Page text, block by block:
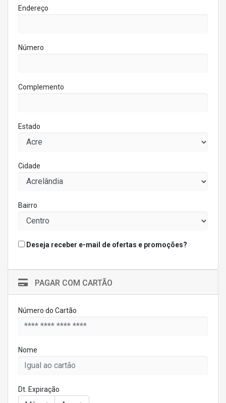
Endereço
Número
Complemento
Estado
Cidade
Bairro
Deseja receber e-mail de ofertas e promoções?
PAGAR COM CARTÃO
Número do Cartão
Nome
Dt. Expiração